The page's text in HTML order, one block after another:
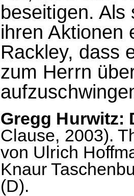
beseitigen. Als
ihren Aktionen
Rackley, dass
zum Herrn
Gregg Hurwitz:
Clause, 2003).
von Ulrich
Knaur
(D).